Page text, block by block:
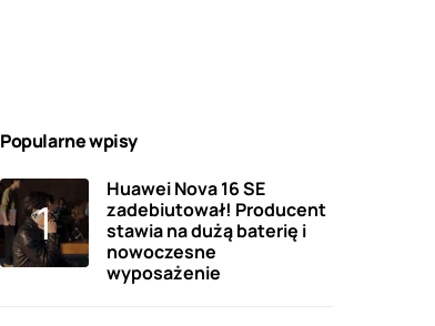
Popularne wpisy
Huawei Nova 16 SE
zadebiutował! Producent
stawia na dużą baterię i
nowoczesne
wyposażenie